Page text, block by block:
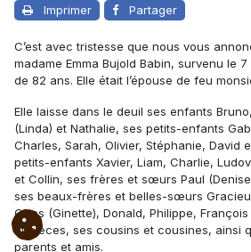
Imprimer Partager
C’est avec tristesse que nous vous
madame Emma Bujold Babin, survenu le 7
de 82 ans. Elle était l’épouse de feu
Elle laisse dans le deuil ses enfants
(Linda) et Nathalie, ses petits-enfants
Charles, Sarah, Olivier, Stéphanie, David
petits-enfants Xavier, Liam, Charlie,
et Collin, ses frères et sœurs Paul
ses beaux-frères et belles-sœurs
Gilles (Ginette), Donald, Philippe,
et nièces, ses cousins et cousines, ainsi
parents et amis.